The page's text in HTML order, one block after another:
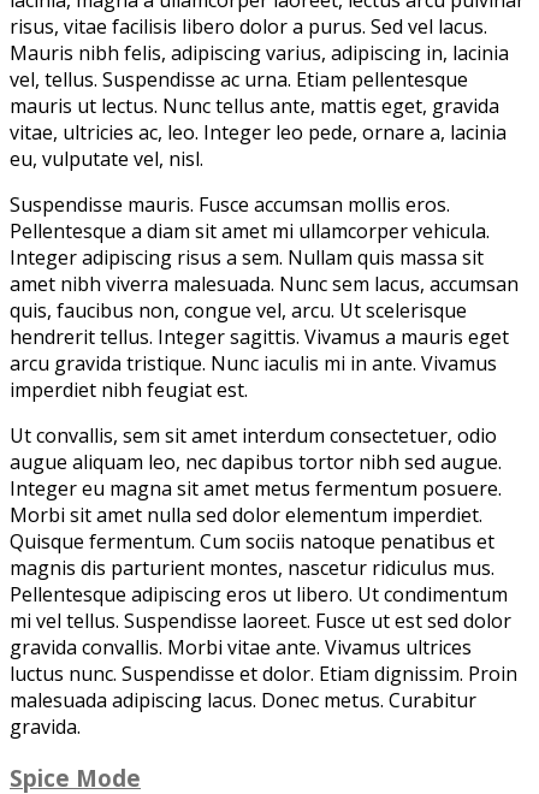
risus, vitae facilisis libero dolor a purus. Sed vel lacus.
Mauris nibh felis, adipiscing varius, adipiscing in, lacinia
vel, tellus. Suspendisse ac urna. Etiam pellentesque
mauris ut lectus. Nunc tellus ante, mattis eget, gravida
vitae, ultricies ac, leo. Integer leo pede, ornare a, lacinia
eu, vulputate vel, nisl.
Suspendisse mauris. Fusce accumsan mollis eros.
Pellentesque a diam sit amet mi ullamcorper vehicula.
Integer adipiscing risus a sem. Nullam quis massa sit
amet nibh viverra malesuada. Nunc sem lacus, accumsan
quis, faucibus non, congue vel, arcu. Ut scelerisque
hendrerit tellus. Integer sagittis. Vivamus a mauris eget
arcu gravida tristique. Nunc iaculis mi in ante. Vivamus
imperdiet nibh feugiat est.
Ut convallis, sem sit amet interdum consectetuer, odio
augue aliquam leo, nec dapibus tortor nibh sed augue.
Integer eu magna sit amet metus fermentum posuere.
Morbi sit amet nulla sed dolor elementum imperdiet.
Quisque fermentum. Cum sociis natoque penatibus et
magnis dis parturient montes, nascetur ridiculus mus.
Pellentesque adipiscing eros ut libero. Ut condimentum
mi vel tellus. Suspendisse laoreet. Fusce ut est sed dolor
gravida convallis. Morbi vitae ante. Vivamus ultrices
luctus nunc. Suspendisse et dolor. Etiam dignissim. Proin
malesuada adipiscing lacus. Donec metus. Curabitur
gravida.
Spice Mode